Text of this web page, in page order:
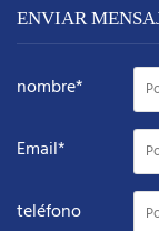
ENVIAR
nombre*
Email*
teléfono